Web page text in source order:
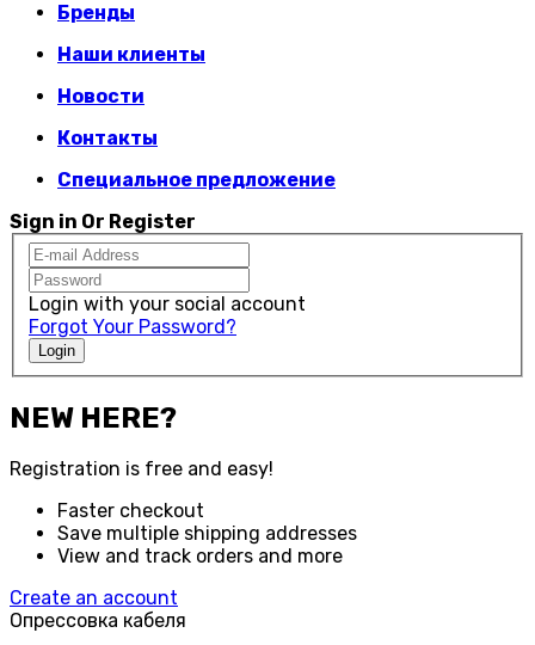
Бренды
Наши клиенты
Новости
Контакты
Специальное предложение
Sign in Or Register
Login with your social account
Forgot Your Password?
Login
NEW HERE?
Registration is free and easy!
Faster checkout
Save multiple shipping addresses
View and track orders and more
Create an account
Опрессовка кабеля